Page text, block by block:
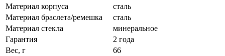
Материал корпуса
сталь
Материал браслета/ремешка
сталь
Материал стекла
минеральное
Гарантия
2 года
Вес, г
66